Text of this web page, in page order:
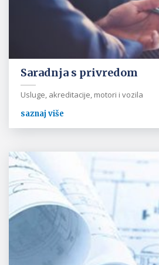
Saradnja s privredom
Usluge, akreditacije, motori i vozila
saznaj više